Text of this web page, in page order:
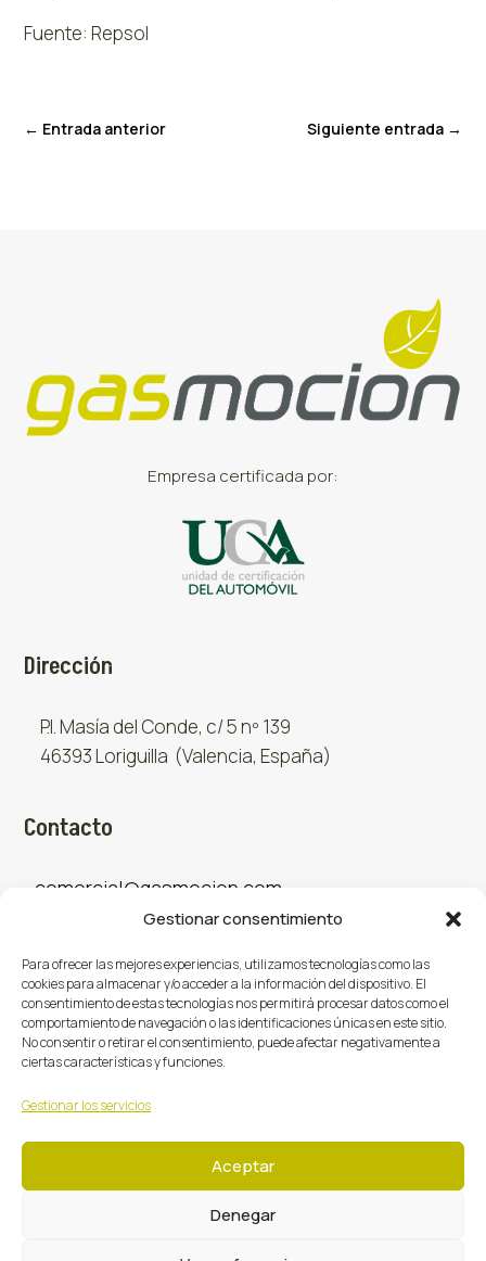
Gestionar consentimiento
Para ofrecer las mejores experiencias, utilizamos tecnologías como las
cookies para almacenar y/o acceder a la información del dispositivo. El
consentimiento de estas tecnologías nos permitirá procesar datos como el
comportamiento de navegación o las identificaciones únicas en este sitio.
No consentir o retirar el consentimiento, puede afectar negativamente a
ciertas características y funciones.
Gestionar los servicios
Aceptar
Denegar
Fuente: Repsol
← Entrada anterior Siguiente entrada→
Empresa certificada por:
Dirección
P.I. Masía del Conde, c/ 5 nº 139
46393 Loriguilla (Valencia, España)
Contacto
comercial@gasmocion.com
Sociales
Gasmoción 2026 © Todos los derechos reservados.